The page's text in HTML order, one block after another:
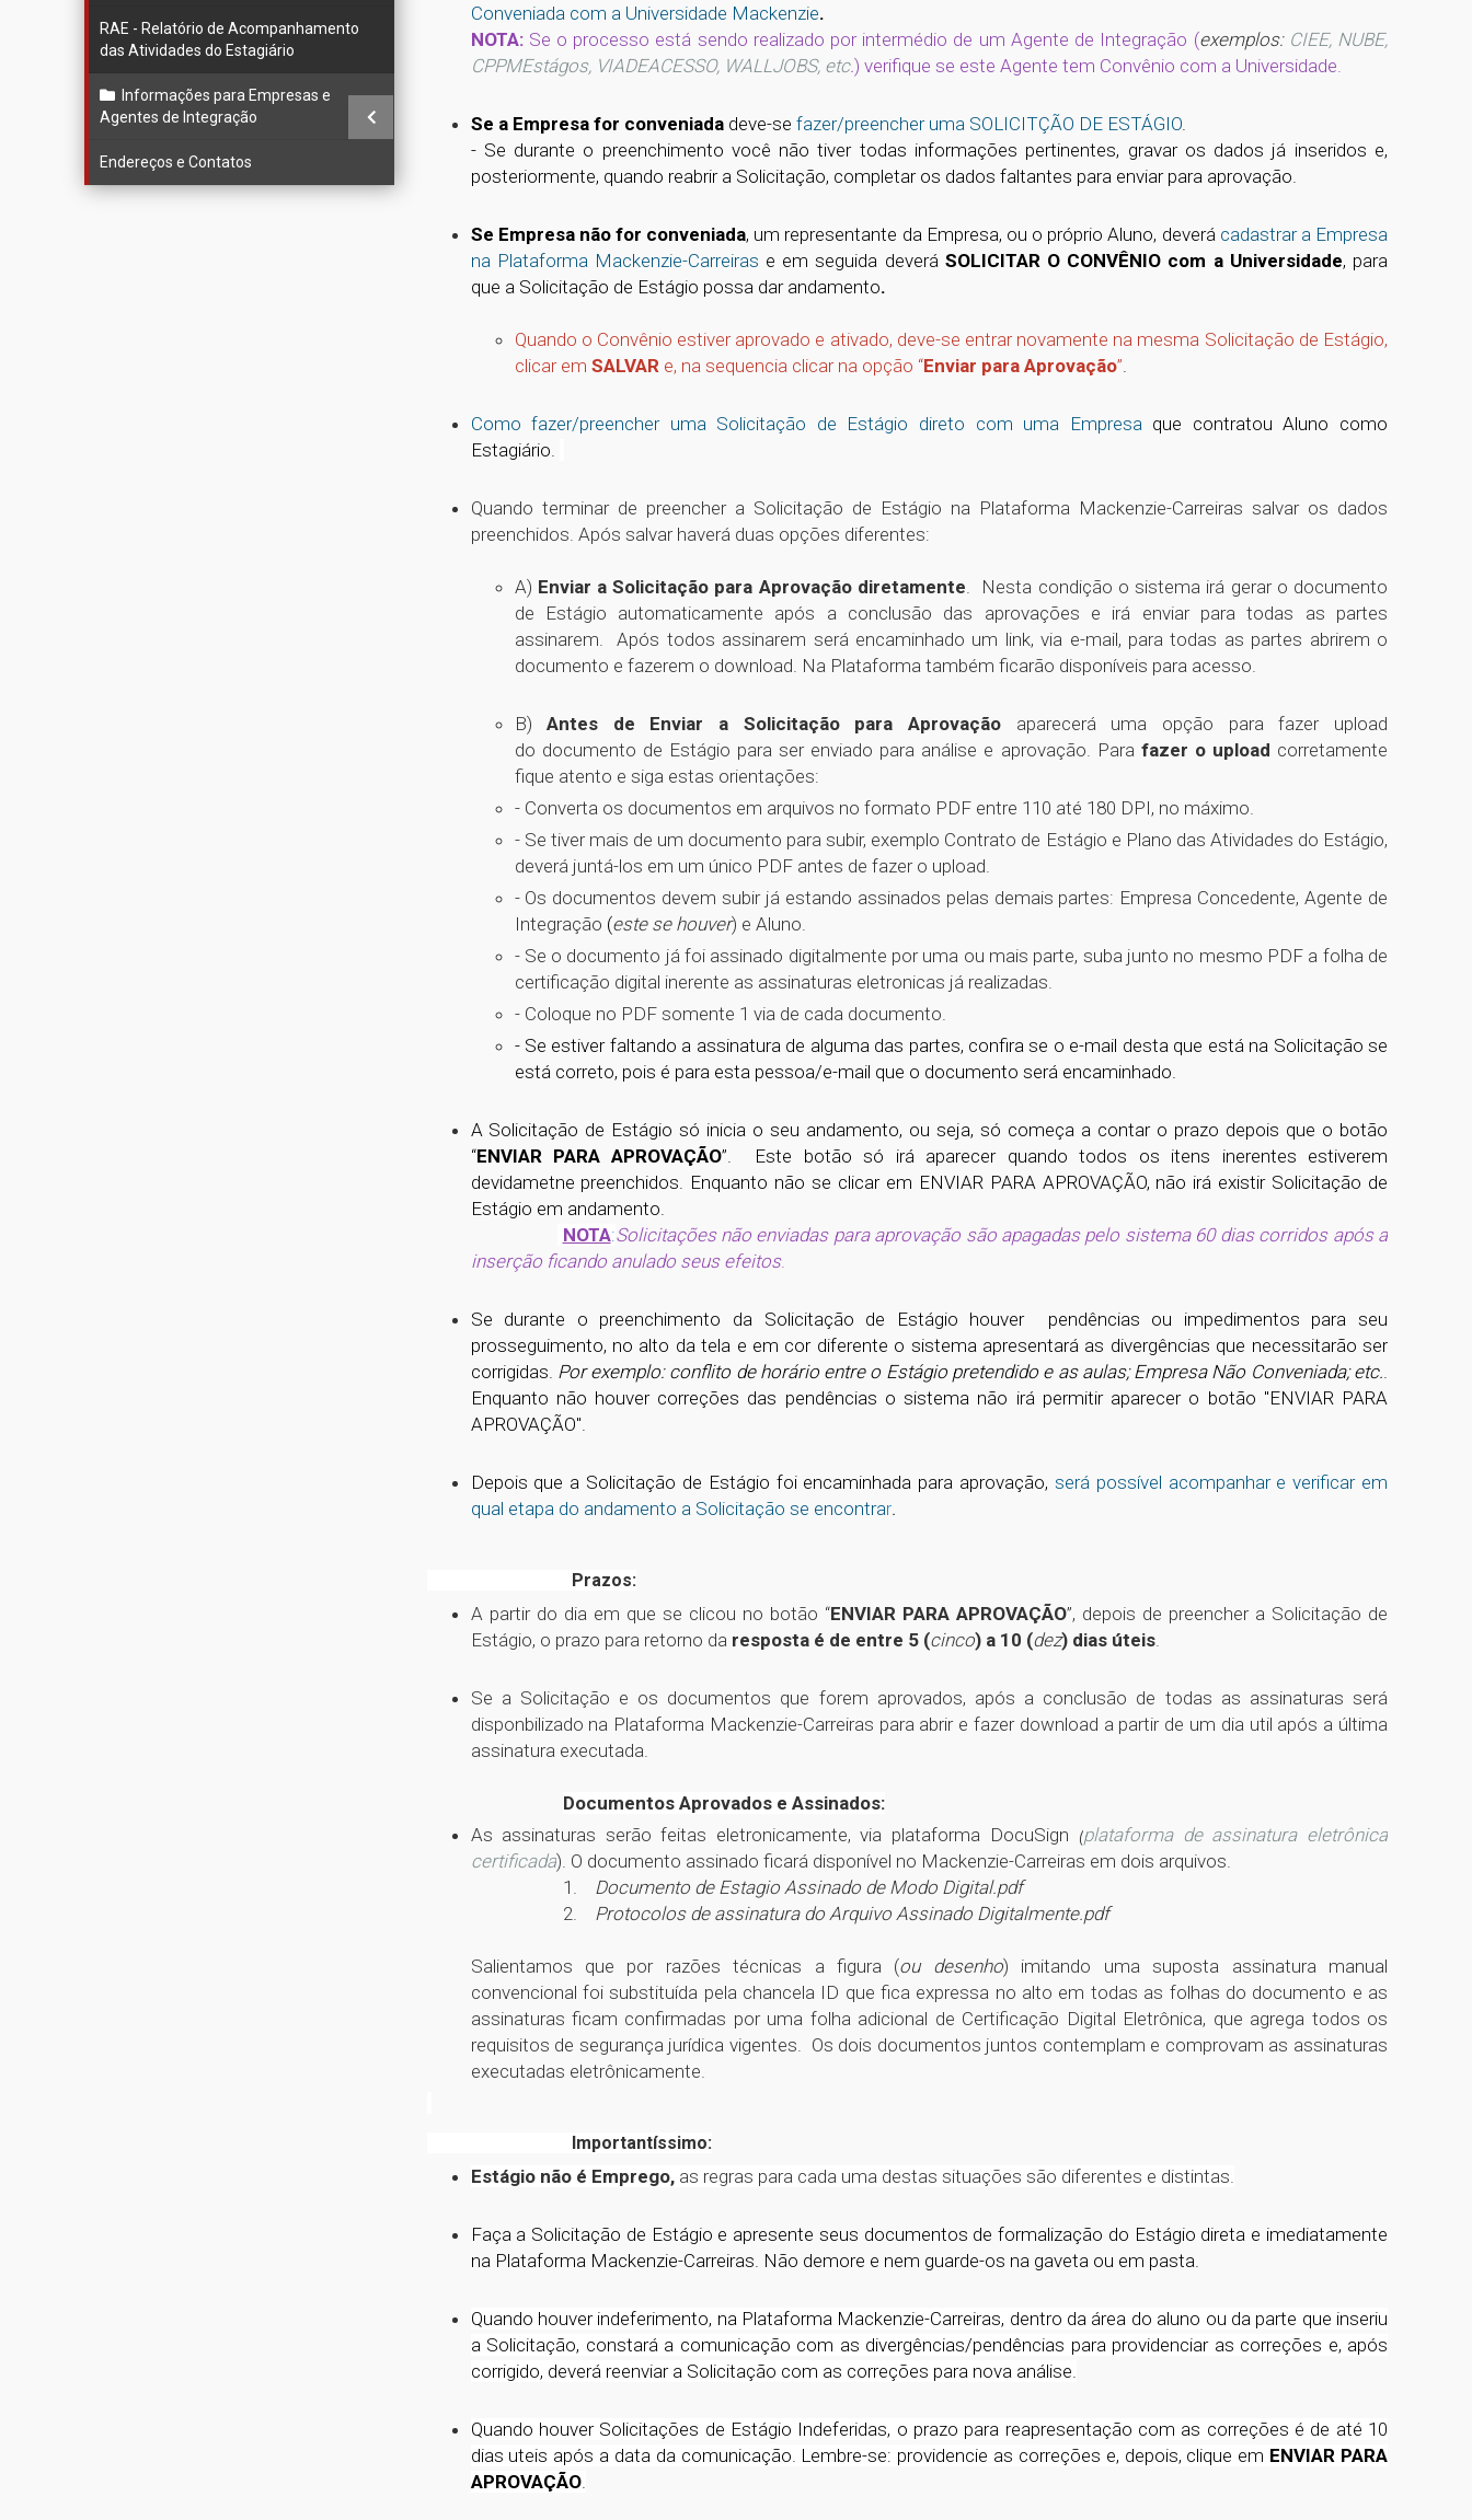
RAE - Relatório de Acompanhamento
das Atividades do Estagiário
Informações para Empresas e
Agentes de Integração
Endereços e Contatos
Conveniada com a Universidade Mackenzie.
NOTA: Se o processo está sendo realizado por intermédio de um Agente de Integração (exemplos: CIEE, NUBE,
CPPMEstágos, VIADEACESSO, WALLJOBS, etc.) verifique se este Agente tem Convênio com a Universidade.
Se a Empresa for conveniadadeve-se fazer/preencher uma SOLICITÇÃO DE ESTÁGIO.
- Se durante o preenchimento você não tiver todas informações pertinentes, gravar os dados já inseridos e,
posteriormente, quando reabrir a Solicitação, completar os dados faltantes para enviar para aprovação.
Se Empresa não for conveniada, um representante da Empresa, ou o próprio Aluno, deverá cadastrar a Empresa
na Plataforma Mackenzie-Carreiras e em seguida deverá SOLICITAR O CONVÊNIO com a Universidade, para
que a Solicitação de Estágio possa dar andamento.
Quando o Convênio estiver aprovado e ativado, deve-se entrar novamente na mesma Solicitação de Estágio,
clicar em SALVAR e, na sequencia clicar na opção “Enviar para Aprovação”
Como fazer/preencher uma Solicitação de Estágio direto com uma Empresa que contratou Aluno como
Estagiário.
Quando terminar de preencher a Solicitação de Estágio na Plataforma Mackenzie-Carreiras salvar os dados
preenchidos. Após salvar haverá duas opções diferentes:
A) Enviar a Solicitação para Aprovação diretamente . Nesta condição o sistema irá gerar o documento
de Estágio automaticamente após a conclusão das aprovações e irá enviar para todas as partes
assinarem . Após todos assinarem será encaminhado um link, via e-mail, para todas as partes abrirem o
documento e fazerem o download. Na Plataforma também ficarão disponíveis para acesso.
B)Antes de Enviar a Solicitação para Aprovação aparecerá uma opção para fazer upload
do documento de Estágio para ser enviado para análise e aprovação. Para fazer o upload corretamente
fique atento e siga estas orientações:
- Converta os documentos em arquivos no formato PDF entre 110 até 180 DPI, no máximo.
- Se tiver mais de um documento para subir, exemplo Contrato de Estágio e Plano das Atividades do Estágio,
deverá juntá-los em um único PDF antes de fazer o upload.
- Os documentos devem subir já estando assinados pelas demais partes: Empresa Concedente, Agente de
Integração (este se houver) e Aluno.
- Se o documento já foi assinado digitalmente por uma ou mais parte, suba junto no mesmo PDF a folha de
certificação digital inerente as assinaturas eletronicas já realizadas.
- Coloque no PDF somente 1 via de cada documento.
- Se estiver faltando a assinatura de alguma das partes, confira se o e-mail desta que está na Solicitação se
está correto, pois é para esta pessoa/e-mail que o documento será encaminhado.
A Solicitação de Estágio só inicia o seu andamento, ou seja, só começa a contar o prazo depois que o botão
“ENVIAR PARA APROVAÇÃO”. Este botão só irá aparecer quando todos os itens inerentes estiverem
devidametne preenchidos. Enquanto não se clicar em ENVIAR PARA APROVAÇÃO, não irá existir Solicitação de
Estágio em andamento.
NOTA:Solicitações não enviadas para aprovação são apagadas pelo sistema 60 dias corridos após a
inserção ficando anulado seus efeitos.
Se durante o preenchimento da Solicitação de Estágio houver pendências ou impedimentos para seu
prosseguimento, no alto da tela e em cor diferente o sistema apresentará as divergências que necessitarão ser
corrigidas. Por exemplo: conflito de horário entre o Estágio pretendido e as aulas; Empresa Não Conveniada; etc.
Enquanto não houver correções das pendências o sistema não irá permitir aparecer o botão "ENVIAR PARA
APROVAÇÃO".
Depois que a Solicitação de Estágio foi encaminhada para aprovação, será possível acompanhar e verificar em
qual etapa do andamento a Solicitação se encontrar.
Prazos:
A partir do dia em que se clicou no botão “ENVIAR PARA APROVAÇÃO”, depois de preencher a Solicitação de
Estágio, o prazo para retorno da resposta é de entre 5 (cinco) a 10 (dez) dias úteis.
Se a Solicitação e os documentos que forem aprovados, após a conclusão de todas as assinaturas será
disponbilizado na Plataforma Mackenzie-Carreiras para abrir e fazer download a partir de um dia util após a última
assinatura executada.
Documentos Aprovados e Assinados:
As assinaturas serão feitas eletronicamente, via plataforma DocuSign (plataforma de assinatura eletrônica
certificada). O documento assinado ficará disponível no Mackenzie-Carreiras em dois arquivos.
1.
Documento de Estagio Assinado de Modo Digital.pdf
2.
Protocolos de assinatura do Arquivo Assinado Digitalmente.pdf
Salientamos que por razões técnicas a figura (ou desenho) imitando uma suposta assinatura manual
convencional foi substituída pela chancela ID que fica expressa no alto em todas as folhas do documento e as
assinaturas ficam confirmadas por uma folha adicional de Certificação Digital Eletrônica, que agrega todos os
requisitos de segurança jurídica vigentes. Os dois documentos juntos contemplam e comprovam as assinaturas
executadas eletrônicamente.
Importantíssimo:
Estágio não é Emprego, as regras para cada uma destas situações são diferentes e distintas.
Faça a Solicitação de Estágio e apresente seus documentos de formalização do Estágio direta e imediatamente
na Plataforma Mackenzie-Carreiras. Não demore e nem guarde-os na gaveta ou em pasta.
Quando houver indeferimento, na Plataforma Mackenzie-Carreiras, dentro da área do aluno ou da parte que inseriu
a Solicitação, constará a comunicação com as divergências/pendências para providenciar as correções e, após
corrigido, deverá reenviar a Solicitação com as correções para nova análise.
Quando houver Solicitações de Estágio Indeferidas, o prazo para reapresentação com as correções é de até 10
dias uteis após a data da comunicação. Lembre-se: providencie as correções e, depois, clique em ENVIAR PARA
APROVAÇÃO.